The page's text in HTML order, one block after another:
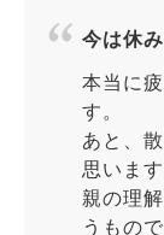
今は休
本当に
す。
あと、
思います
親の理
うもの